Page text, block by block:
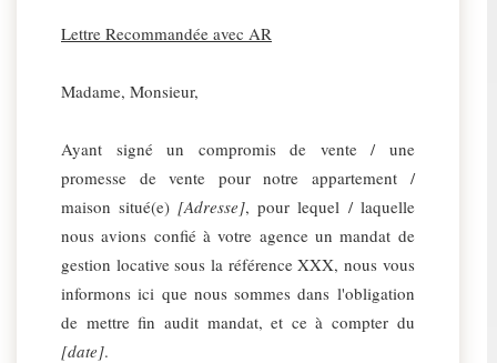
Lettre Recommandée avec AR
Madame, Monsieur,
Ayant signé un compromis de vente / une
promesse de vente pour notre appartement /
maison situé(e) [Adresse], pour lequel / laquelle
nous avions confié à votre agence un mandat de
gestion locative sous la référence XXX, nous vous
informons ici que nous sommes dans l'obligation
de mettre fin audit mandat, et ce à compter du
[date].